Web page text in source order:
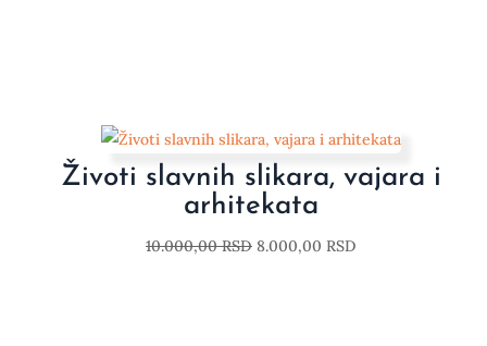
Životi slavnih slikara, vajara i
arhitekata
10.000,00RSD 8.000,00 RSD